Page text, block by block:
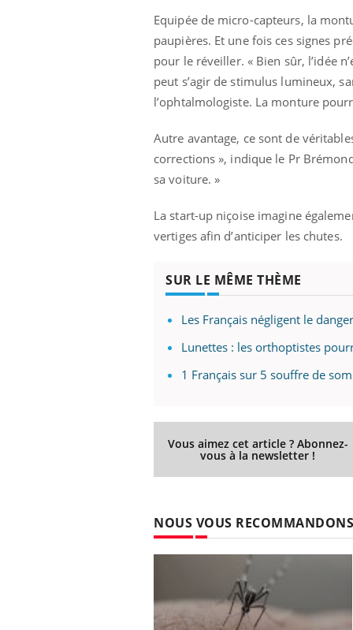
Equipée de micro-capteurs, la
paupières. Et une fois ces signes
pour le réveiller. « Bien sûr, l’idée
peut s’agir de stimulus lumineux,
l’ophtalmologiste. La monture
Autre avantage, ce sont de
corrections », indique le Pr
sa voiture. »
La start-up niçoise imagine
vertiges afin d’anticiper les chutes.
SUR LE MÊME THÈME
Les Français négligent le
Lunettes : les orthoptistes
1 Français sur 5 souffre de
Vous aimez cet article ? Abonnez-
vous à la newsletter !
NOUS VOUS RECOMMANDONS